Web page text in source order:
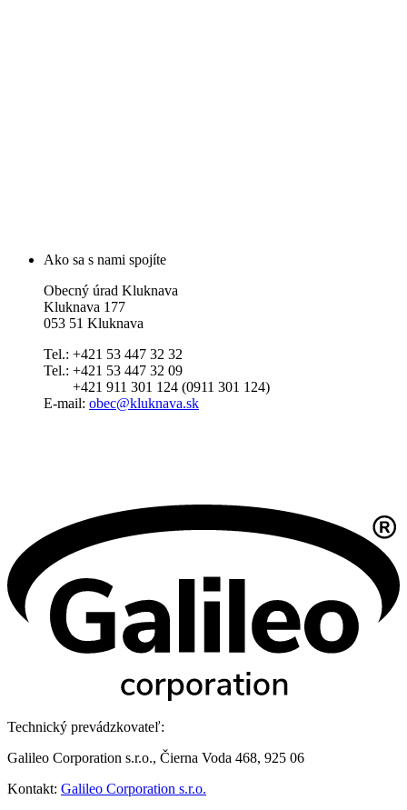
Ako sa s nami spojíte
Obecný úrad Kluknava
Kluknava 177
053 51 Kluknava
Tel.: +421 53 447 32 32
Tel.: +421 53 447 32 09
+421 911 301 124 (0911 301 124)
E-mail: obec@kluknava.sk
Technický prevádzkovateľ:
Galileo Corporation s.r.o., Čierna Voda 468, 925 06
Kontakt: Galileo Corporation s.r.o.